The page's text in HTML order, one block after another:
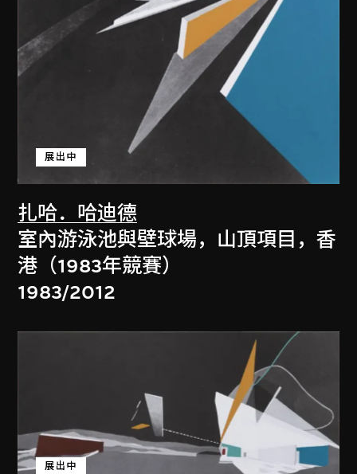
扎哈．哈迪德
展出中
室內游泳池與壁球場，山頂項目，香
港（1983年競賽）
1983/2012
展出中